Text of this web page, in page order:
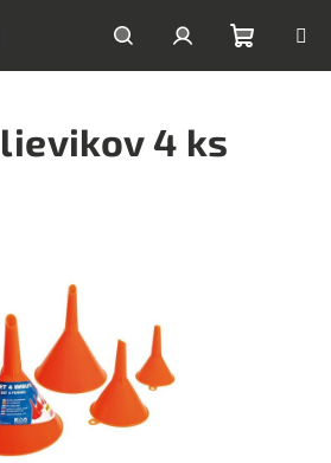
HľadaťPrihlásenie
4 ks